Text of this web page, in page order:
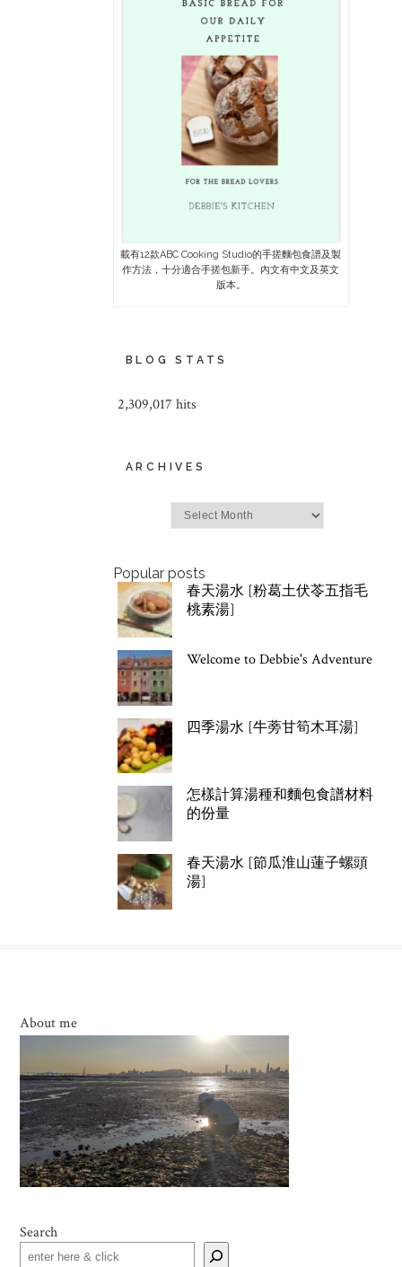
載有12款ABC Cooking Studio的手搓麵包食譜及製
作方法，十分適合手搓包新手。內文有中文及英文
版本。
BLOG STATS
2,309,017 hits
ARCHIVES
Popular posts
春天湯水 [粉葛土伏苓五指毛
桃素湯]
Welcome to Debbie's Adventure
四季湯水 [牛蒡甘筍木耳湯]
怎樣計算湯種和麵包食譜材料
的份量
春天湯水 [節瓜淮山蓮子螺頭
湯]
About me
Search